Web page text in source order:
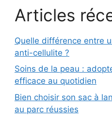
Articles
Quelle différence entre
anti-cellulite ?
Soins de la peau :
efficace au quotidien
Bien choisir son sac à
au parc réussies